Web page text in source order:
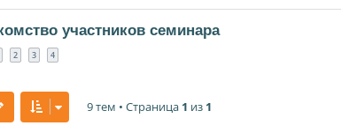
участников семинара
2 3 4
9 тем • Страница 1 из 1